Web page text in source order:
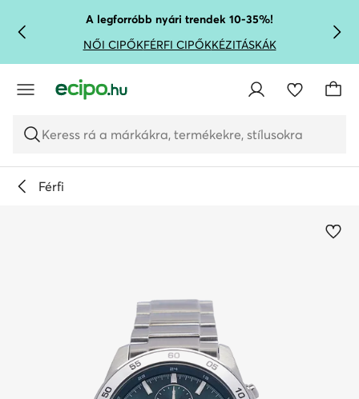
UGRÁS A FŐ TARTALOMRA
UGRÁS A KERESÉSHEZA legforróbb nyári trendek 10-35%!
NŐI CIPŐKFÉRFI CIPŐKKÉZITÁSKÁK
Keress rá a márkákra, termékekre, stílusokra
Férfi